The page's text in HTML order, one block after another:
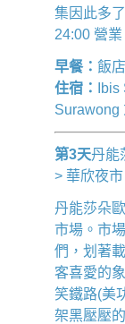
集因此多
24:00 營
早餐： 飯
住宿：
Surawong
第3天丹能
> 華欣夜
丹能莎朵
市場。市
們，划著
客喜愛的
笑鐵路(美
架黑壓壓